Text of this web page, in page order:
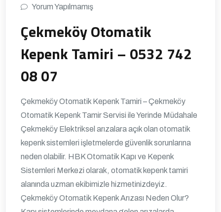
Yorum Yapılmamış
Çekmeköy Otomatik
Kepenk Tamiri – 0532 742
08 07
Çekmeköy Otomatik Kepenk Tamiri – Çekmeköy
Otomatik Kepenk Tamir Servisi ile Yerinde Müdahale
Çekmeköy Elektriksel arızalara açık olan otomatik
kepenk sistemleri işletmelerde güvenlik sorunlarına
neden olabilir. HBK Otomatik Kapı ve Kepenk
Sistemleri Merkezi olarak, otomatik kepenk tamiri
alanında uzman ekibimizle hizmetinizdeyiz.
Çekmeköy Otomatik Kepenk Arızası Neden Olur?